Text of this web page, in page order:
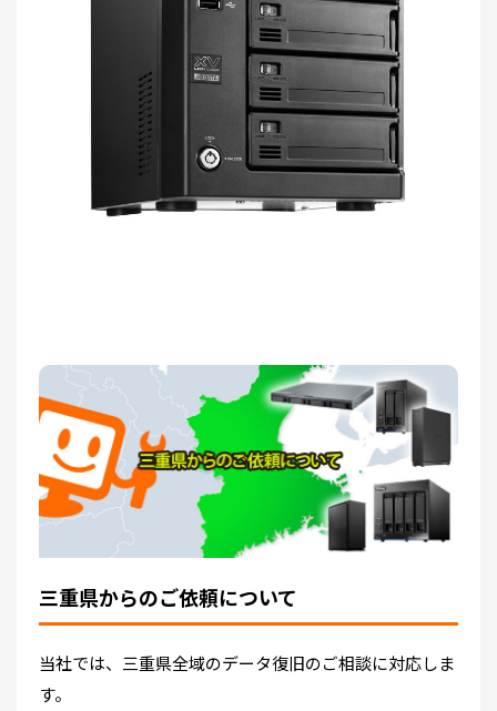
三重県からのご依頼について
当社では、三重県全域のデータ復旧のご相談に対応しま
す。